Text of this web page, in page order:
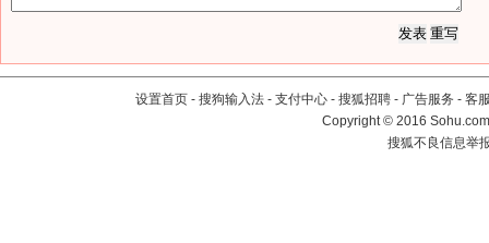
设置首页 - 搜狗输入法 - 支付中心 - 搜狐招聘 - 广告服务 - 客
Copyright©2016
搜狐不良信息举